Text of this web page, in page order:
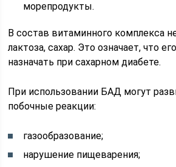
морепродукты.
В состав витаминного комплекса
лактоза, сахар. Это означает, что
назначать при сахарном диабете.
При использовании БАД могут
побочные реакции:
газообразование;
нарушение пищеварения;